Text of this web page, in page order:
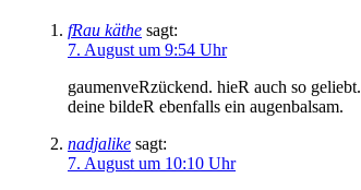
fRau käthe sagt:
7. August um 9:54 Uhr
gaumenveRzückend. hieR auch so geliebt.
deine bildeR ebenfalls ein augenbalsam.
nadjalike sagt:
7. August um 10:10 Uhr